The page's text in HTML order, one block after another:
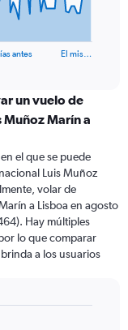
antes El mis…
un vuelo de
Muñoz Marín a
el que se puede
Luis Muñoz
volar de
a Lisboa en agosto
Hay múltiples
lo que comparar
a los usuarios